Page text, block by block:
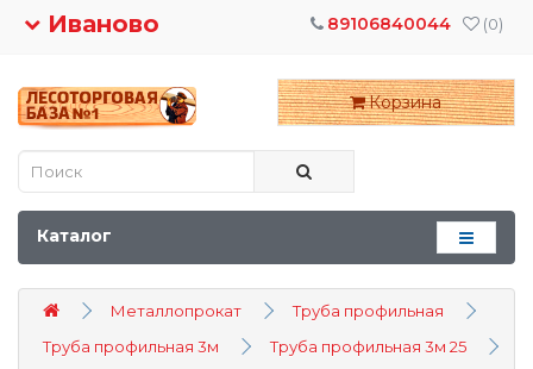
Иваново (0)
89106840044
Корзина
Каталог
Металлопрокат
Труба профильная
Труба профильная 3м
Труба профильная 3м 25